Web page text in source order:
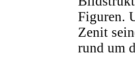
Figuren.
Zenit
rund um